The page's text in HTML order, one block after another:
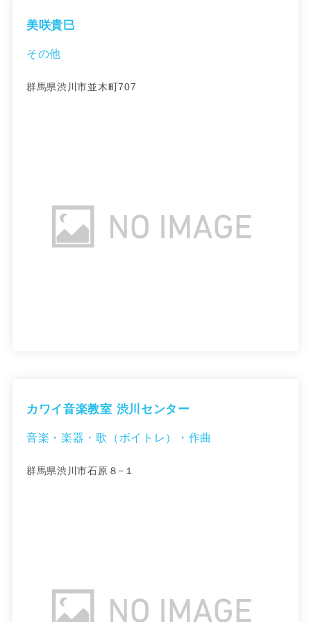
美咲貴巳
その他
群馬県渋川市並木町707
カワイ音楽教室 渋川センター
音楽・楽器・歌（ボイトレ）・作曲
群馬県渋川市石原８−１